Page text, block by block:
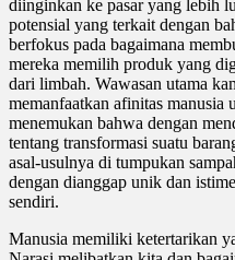
diinginkan ke pasar yang lebih
potensial yang terkait dengan
berfokus pada bagaimana
mereka memilih produk yang
dari limbah. Wawasan utama
memanfaatkan afinitas manusia
menemukan bahwa dengan
tentang transformasi suatu
asal-usulnya di tumpukan
dengan dianggap unik dan
sendiri.
Manusia memiliki ketertarikan